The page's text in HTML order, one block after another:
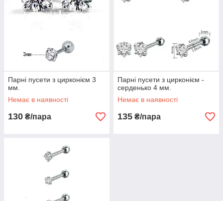
Парні пусети з цирконієм 3
мм.
Немає в наявності
130 ₴/пара
Парні пусети з цирконієм -
серденько 4 мм.
Немає в наявності
135 ₴/пара